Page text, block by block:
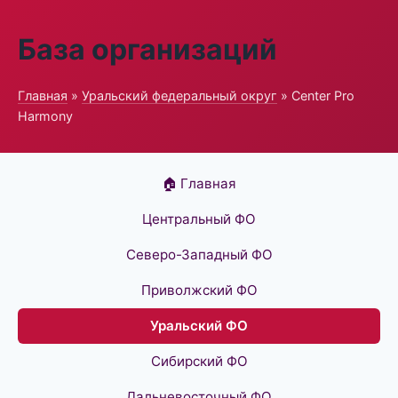
База организаций
Главная » Уральский федеральный округ » Center Pro
Harmony
🏠 Главная
Центральный ФО
Северо-Западный ФО
Приволжский ФО
Уральский ФО
Сибирский ФО